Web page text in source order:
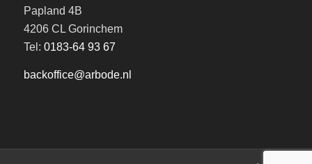
Papland 4B
4206 CL Gorinchem
Tel: 0183-64 93 67
backoffice@arbode.nl